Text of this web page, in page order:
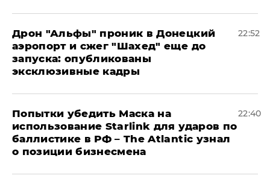
Дрон "Альфы" проник в Донецкий
аэропорт и сжег "Шахед" еще до
запуска: опубликованы
эксклюзивные кадры
22:52
Попытки убедить Маска на
использование Starlink для ударов по
баллистике в РФ – The Atlantic узнал
о позиции бизнесмена
22:40